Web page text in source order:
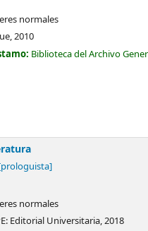
normales
2010
Biblioteca del Archivo
normales
Editorial Universitaria,2018